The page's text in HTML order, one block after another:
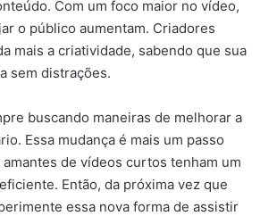
Com um foco maior no vídeo,
o público aumentam. Criadores
mais a criatividade, sabendo que sua
sem distrações.
buscando maneiras de melhorar a
Essa mudança é mais um passo
de vídeos curtos tenham um
Então, da próxima vez que
essa nova forma de assistir